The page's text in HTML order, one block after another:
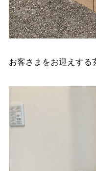
お客さまをお迎えする